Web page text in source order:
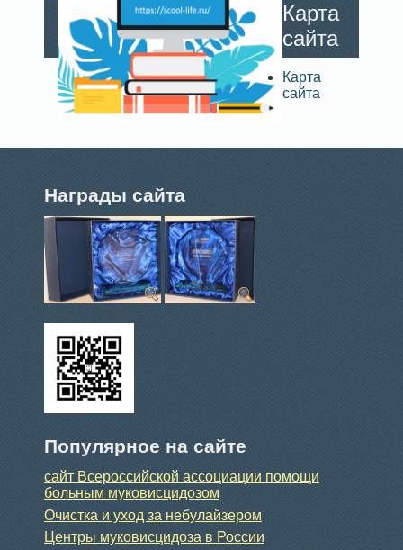
Карта
сайта
Карта
сайта
Награды сайта
Популярное на сайте
сайт Всероссийской ассоциации помощи
больным муковисцидозом
Очистка и уход за небулайзером
Центры муковисцидоза в России